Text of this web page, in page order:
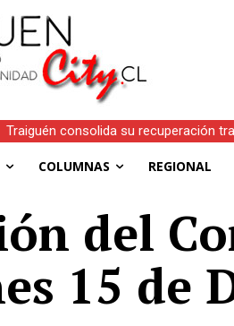
Traiguén consolida su recuperación
Obituario | Inés Faundez Linero
COLUMNAS REGIONAL
del
15 de